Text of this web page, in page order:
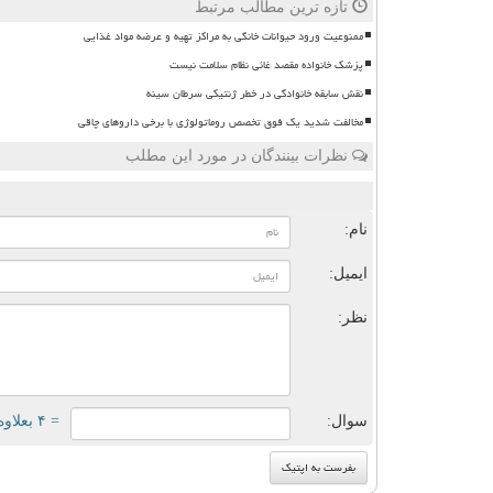
تازه ترین مطالب مرتبط
ممنوعیت ورود حیوانات خانگی به مراکز تهیه و عرضه مواد غذایی
پزشک خانواده مقصد غائی نظام سلامت نیست
نقش سابقه خانوادگی در خطر ژنتیکی سرطان سینه
مخالفت شدید یک فوق تخصص روماتولوژی با برخی داروهای چاقی
نظرات بینندگان در مورد این مطلب
نام:
ایمیل:
نظر:
سوال: = ۴ بعلاوه ۱